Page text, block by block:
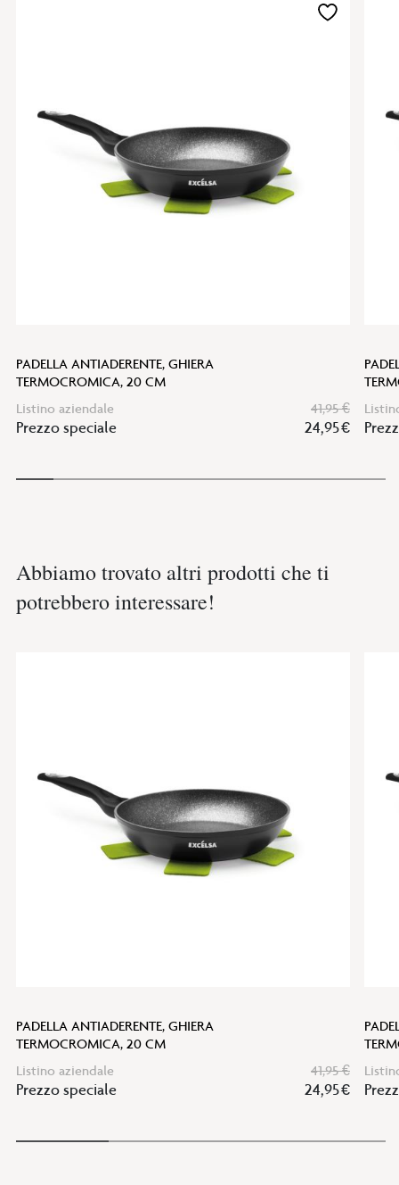
PADELLA ANTIADERENTE, GHIERA
TERMOCROMICA, 20 CM
Listino aziendale
41,95 €
Prezzo speciale 24,95 €
Aggiungi
Abbiamo trovato altri prodotti che ti
potrebbero interessare!
PADELLA ANTIADERENTE, GHIERA
TERMOCROMICA, 20 CM
Listino aziendale
41,95 €
Prezzo speciale 24,95 €